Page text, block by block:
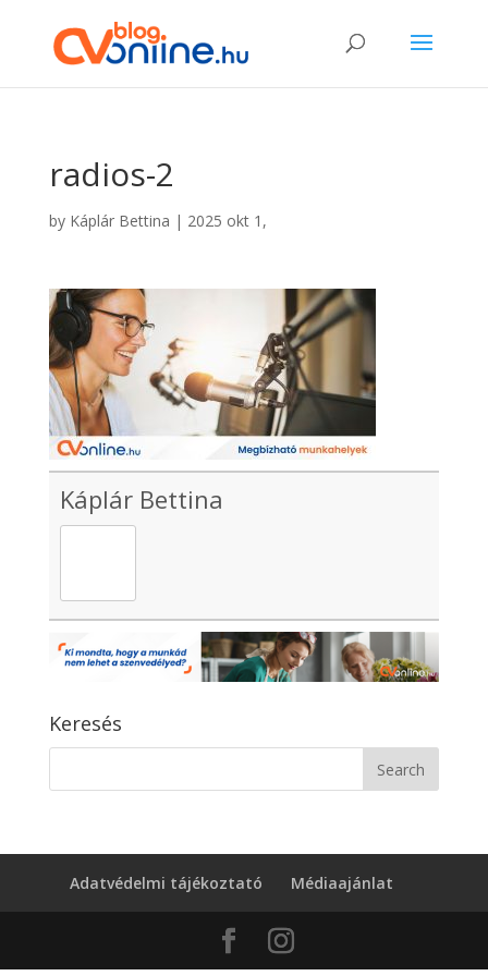
radios-2
by Káplár Bettina | 2025 okt 1,
Káplár Bettina
Keresés
Adatvédelmi tájékoztató Médiaajánlat